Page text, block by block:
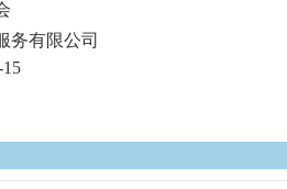
务有限公司